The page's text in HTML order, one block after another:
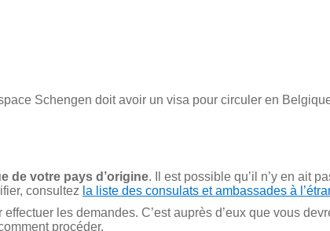
Schengen doit avoir un visa pour circuler en
de votre pays d’origine. Il est possible qu’il n’y en ait
consultez la liste des consulats et ambassades à
les demandes. C’est auprès d’eux que vous
procéder.